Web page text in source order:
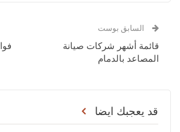
السابق بوست
قائمة أشهر شركات صيانة
المصاعد بالدمام
قد يعجبك ايضا